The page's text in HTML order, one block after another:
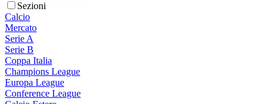
Sezioni
Calcio
Mercato
Serie A
Serie B
Coppa Italia
Champions League
Europa League
Conference League